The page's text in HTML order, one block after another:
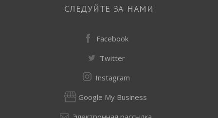
СЛЕДУЙТЕ ЗА НАМИ
Facebook
Twitter
Instagram
Google My Business